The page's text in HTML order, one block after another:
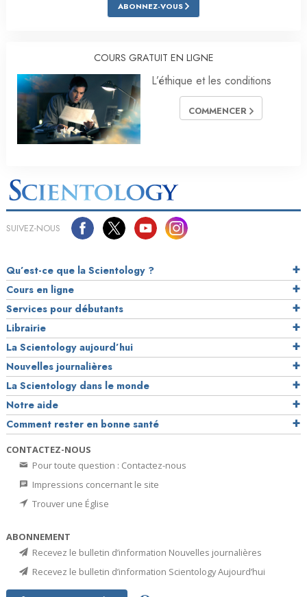
ABONNEZ-VOUS
COURS GRATUIT EN LIGNE
L’éthique et les conditions
COMMENCER
SUIVEZ-NOUS
Qu’est-ce que la Scientology ?
Cours en ligne
Services pour débutants
Librairie
La Scientology aujourd’hui
Nouvelles journalières
La Scientology dans le monde
Notre aide
Comment rester en bonne santé
CONTACTEZ-NOUS
Pour toute question : Contactez-nous
Impressions concernant le site
Trouver une Église
ABONNEMENT
Recevez le bulletin d’information Nouvelles journalières
Recevez le bulletin d’information Scientology Aujourd’hui